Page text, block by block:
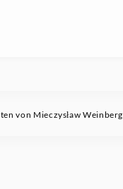
von Mieczysław Weinberg